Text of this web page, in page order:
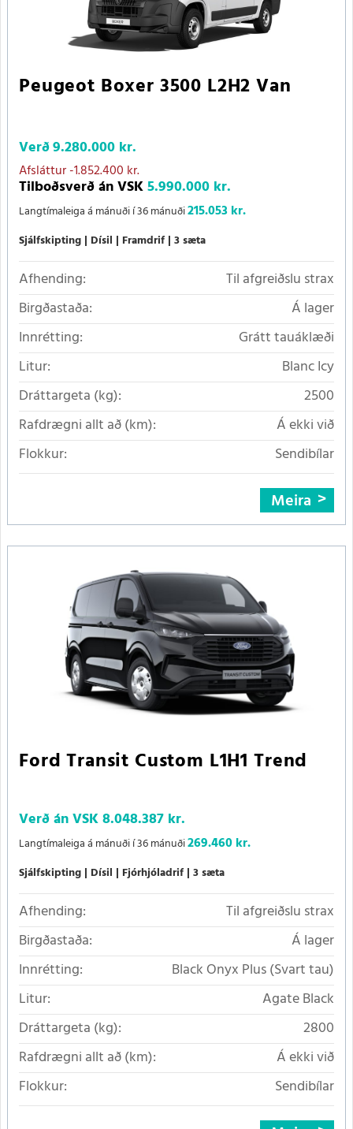
Peugeot Boxer 3500 L2H2 Van
Verð9.280.000 kr.
Afsláttur-1.852.400 kr.
Tilboðsverð án VSK5.990.000 kr.
Langtímaleiga á mánuði í 36 mánuði215.053 kr.
Sjálfskipting Dísil Framdrif 3 sæta
Afhending:
Til afgreiðslu strax
Birgðastaða:
Á lager
Innrétting:
Grátt tauáklæði
Litur:
Blanc Icy
Dráttargeta (kg):
2500
Rafdrægni allt að (km):
Á ekki við
Flokkur:
Sendibílar
Meira
Ford Transit Custom L1H1 Trend
Verð án VSK8.048.387 kr.
Langtímaleiga á mánuði í 36 mánuði269.460 kr.
Sjálfskipting Dísil Fjórhjóladrif 3 sæta
Afhending:
Til afgreiðslu strax
Birgðastaða:
Á lager
Innrétting:
Black Onyx Plus (Svart tau)
Litur:
Agate Black
Dráttargeta (kg):
2800
Rafdrægni allt að (km):
Á ekki við
Flokkur:
Sendibílar